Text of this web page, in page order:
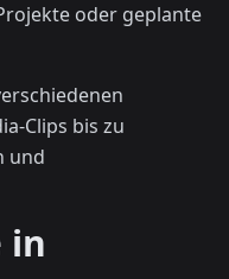
oder geplante
Clips bis zu
und
in